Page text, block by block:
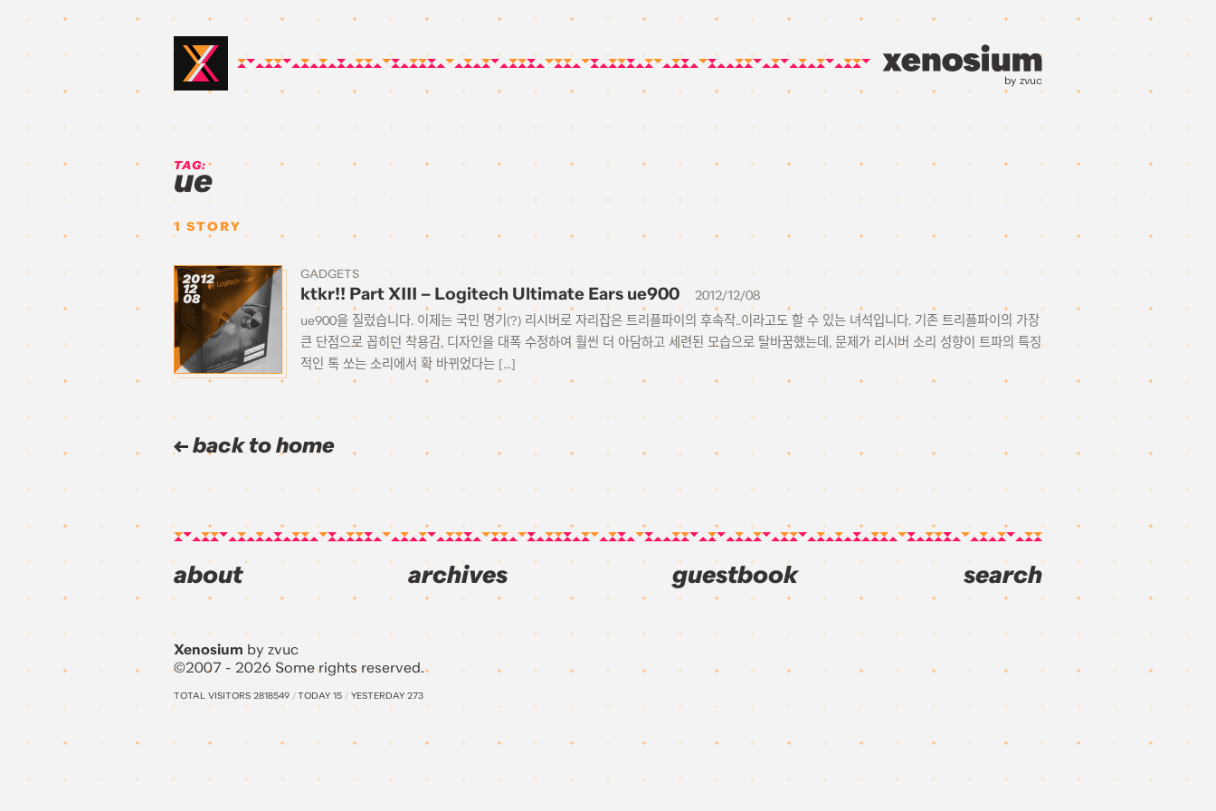
by zvuc
TAG:
ue
1 STORY
2012
12
08
GADGETS
ktkr!! Part XIII – Logitech Ultimate Ears ue900
2012/12/08
ue900을 질렀습니다. 이제는 국민 명기(?) 리시버로 자리잡은 트리플파이의 후속작..이라고도 할 수 있는 녀석입니다. 기존 트리플파이의 가장
큰 단점으로 꼽히던 착용감, 디자인을 대폭 수정하여 훨씬 더 아담하고 세련된 모습으로 탈바꿈했는데, 문제가 리시버 소리 성향이 트파의 특징
적인 톡 쏘는 소리에서 확 바뀌었다는 […]
back to home
about archives guestbook search
Xenosium by zvuc
©2007 - 2026 Some rights reserved.
TOTAL VISITORS 2818549 /TODAY 15 / YESTERDAY 273